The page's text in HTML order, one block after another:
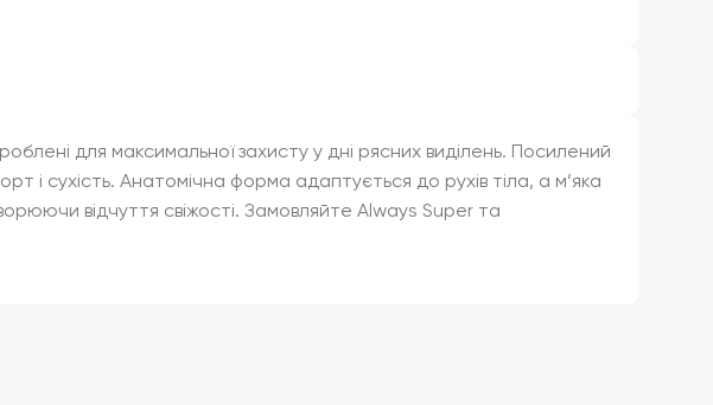
для максимальної захисту у дні рясних виділень. Посилений
сухість. Анатомічна форма адаптується до рухів тіла, а м’яка
відчуття свіжості. Замовляйте Always Super та